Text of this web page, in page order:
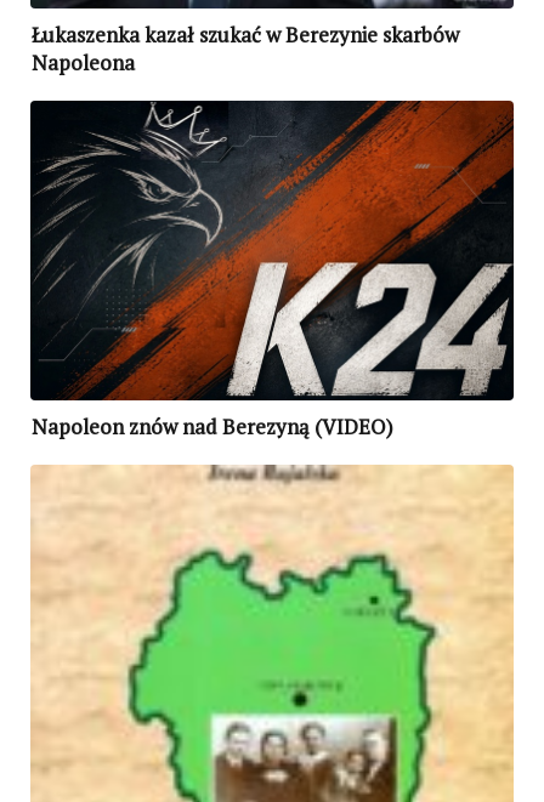
Łukaszenka kazał szukać w Berezynie skarbów
Napoleona
Napoleon znów nad Berezyną (VIDEO)